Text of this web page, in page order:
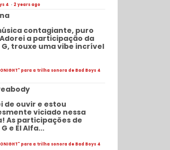
4 · 2 years ago
contagiante, puro
a participação da
G, trouxe uma vibe incrível
para a trilha sonora de Bad Boys 4
de ouvir e estou
viciado nessa
As participações de
e El Alfa...
para a trilha sonora de Bad Boys 4